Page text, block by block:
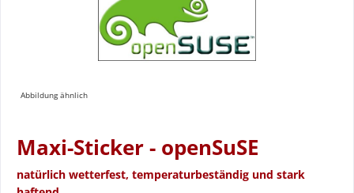
Abbildung ähnlich
Maxi-Sticker - openSuSE
natürlich wetterfest, temperaturbeständig und stark